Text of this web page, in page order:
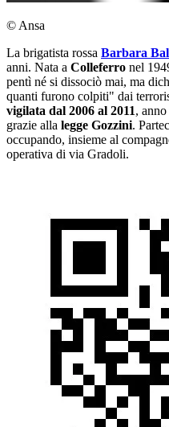
© Ansa
La brigatista rossa Barbara
anni. Nata a Colleferro nel
pentì né si dissociò mai, ma
quanti furono colpiti" dai
vigilata dal 2006 al 2011,
grazie alla legge Gozzini.
occupando, insieme al
operativa di via Gradoli.